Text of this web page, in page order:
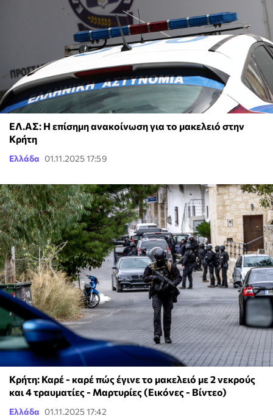
ΕΛ.ΑΣ: Η επίσημη ανακοίνωση για το μακελειό στην
Κρήτη
Ελλάδα 01.11.2025 17:59
Κρήτη: Καρέ - καρέ πώς έγινε το μακελειό με 2 νεκρούς
και 4 τραυματίες - Μαρτυρίες (Εικόνες - Βίντεο)
Ελλάδα 01.11.2025 17:42